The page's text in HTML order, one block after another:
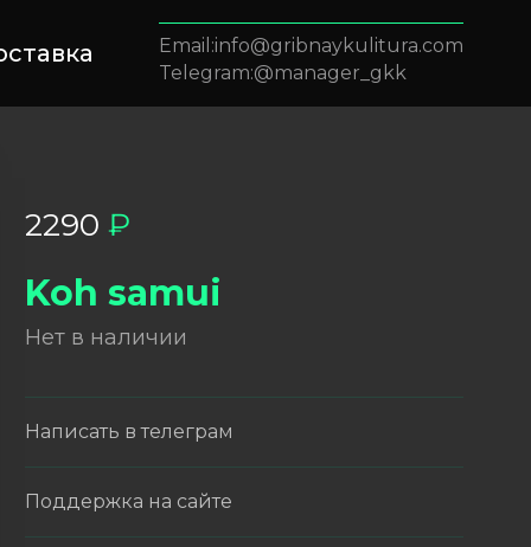
info@gribnaykulitura.com
@manager_gkk
2290 ₽
Koh samui
Нет в наличии
Написать в телеграм
Поддержка на сайте